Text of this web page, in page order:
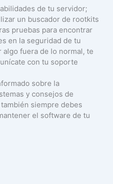
de tu servidor;
un buscador de rootkits
pruebas para encontrar
en la seguridad de tu
algo fuera de lo normal, te
con tu soporte
sobre la
y consejos de
siempre debes
el software de tu